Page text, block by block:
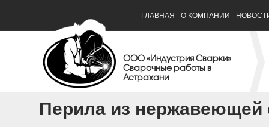
ГЛАВНАЯ О КОМПАНИИ
ООО «Индустрия Сварки»
Сварочные работы в
Астрахани
Перила из нержавеющей